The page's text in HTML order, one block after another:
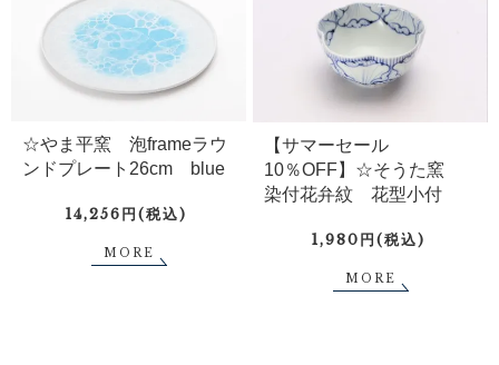
☆やま平窯 泡frameラウ
ンドプレート26cm blue
14,256円(税込)
MORE
【サマーセール
10％OFF】☆そうた窯
染付花弁紋 花型小付
1,980円(税込)
MORE